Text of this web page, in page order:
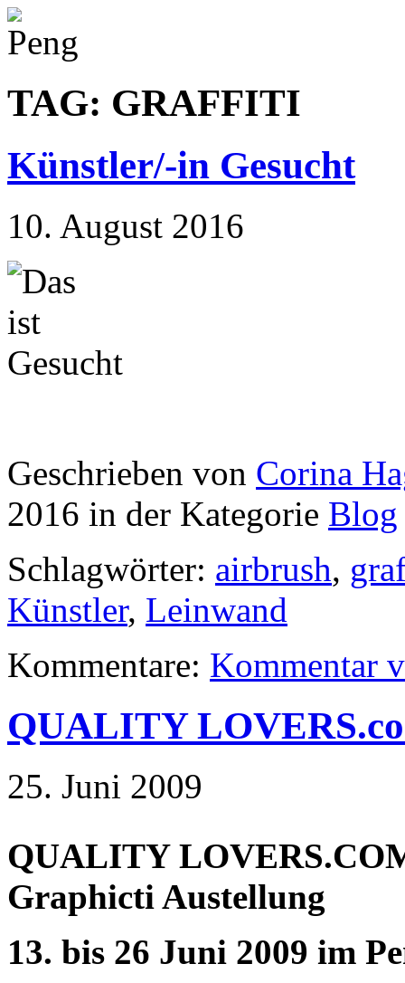
TAG: GRAFFITI
Künstler/-in Gesucht
10. August 2016
Geschrieben von Corina
2016 in der Kategorie Blog
Schlagwörter: airbrush,
Künstler, Leinwand
Kommentare: Kommentar
QUALITY
25. Juni 2009
QUALITY
Graphicti Austellung
13. bis 26 Juni 2009 im